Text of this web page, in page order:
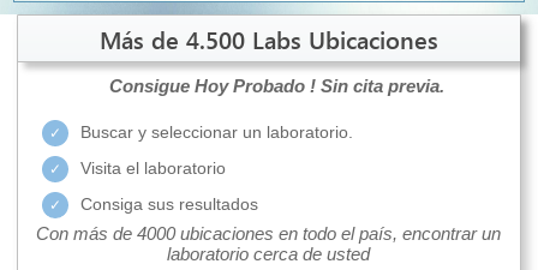
Más de 4.500 Labs Ubicaciones
Consigue Hoy Probado ! Sin cita previa.
Buscar y seleccionar un laboratorio.
Visita el laboratorio
Consiga sus resultados
Con más de 4000 ubicaciones en todo el país, encontrar un
laboratorio cerca de usted